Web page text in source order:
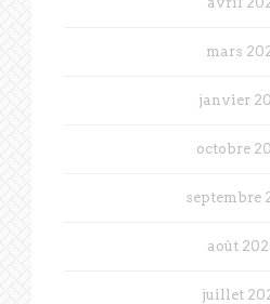
mars
janvier
octobre
septembre
août
juillet